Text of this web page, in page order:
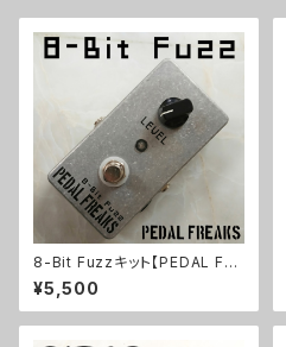
8-Bit Fuzzキット【PEDAL FRE
AKS】
¥5,500